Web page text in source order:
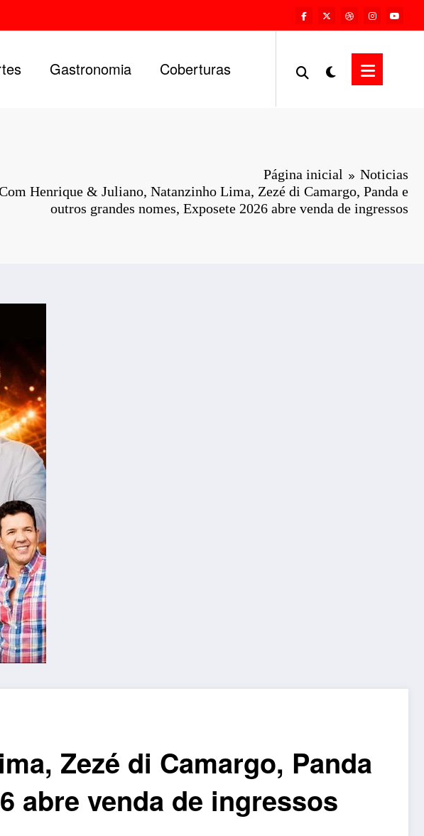
Gastronomia Coberturas
Página inicial
Noticias
Henrique & Juliano, Natanzinho Lima, Zezé di Camargo, Panda e
outros grandes nomes, Exposete 2026 abre venda de ingressos
Zezé di Camargo, Panda
abre venda de ingressos